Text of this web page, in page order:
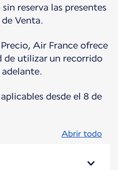
reserva las presentes
Venta.
Air France ofrece
de utilizar un recorrido
desde el 8 de
Abrir todo